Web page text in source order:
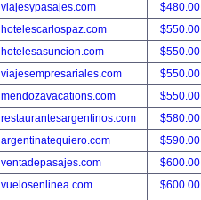
viajesypasajes.com
$480.00
hotelescarlospaz.com
$550.00
hotelesasuncion.com
$550.00
viajesempresariales.com
$550.00
mendozavacations.com
$550.00
restaurantesargentinos.com
$580.00
argentinatequiero.com
$590.00
ventadepasajes.com
$600.00
vuelosenlinea.com
$600.00